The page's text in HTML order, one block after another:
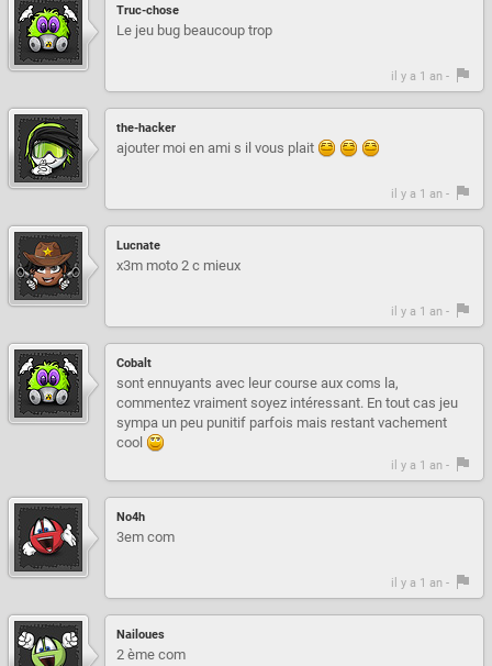
Truc-chose
Le jeu bug beaucoup trop
il y a 1 an -
the-hacker
ajouter moi en ami s il vous plait
il y a 1 an -
Lucnate
x3m moto 2 c mieux
il y a 1 an -
Cobalt
sont ennuyants avec leur course aux coms la,
commentez vraiment soyez intéressant. En tout cas jeu
sympa un peu punitif parfois mais restant vachement
cool
il y a 1 an -
No4h
3em com
il y a 1 an -
Nailoues
2 ème com